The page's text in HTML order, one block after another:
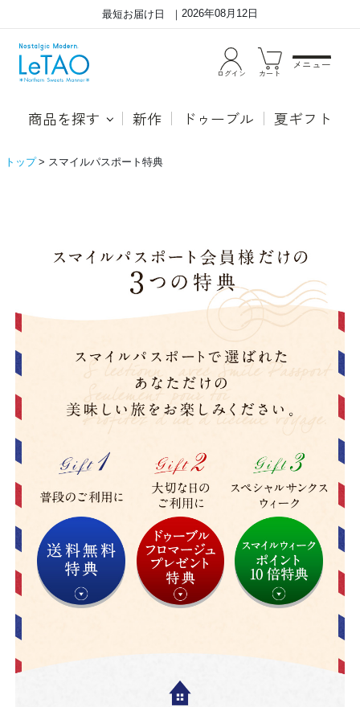
最短お届け日 2026年08月12日
ログイン カート
メニュー
商品を探す 新作 ドゥーブル 夏ギフト
トップ スマイルパスポート特典